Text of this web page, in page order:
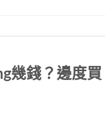
幾錢？邊度買